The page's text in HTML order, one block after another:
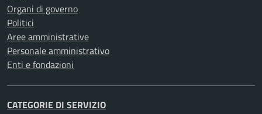
Organi di governo
Politici
Aree amministrative
Personale amministrativo
Enti e fondazioni
CATEGORIE DI SERVIZIO